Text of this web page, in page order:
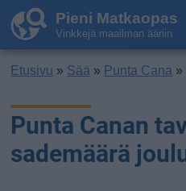
Pieni Matkaopas
Vinkkejä maailman ääriin
Etusivu » Sää » Punta Cana »
Punta Canan
sademäärä